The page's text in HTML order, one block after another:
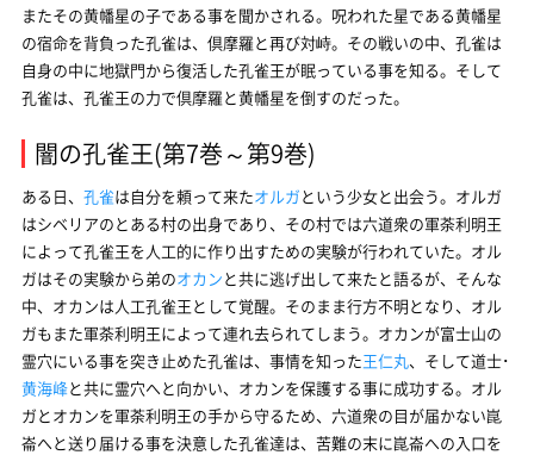
またその黄幡星の子である事を聞かされる。呪われた星である黄幡星
の宿命を背負った孔雀は、倶摩羅と再び対峙。その戦いの中、孔雀は
自身の中に地獄門から復活した孔雀王が眠っている事を知る。そして
孔雀は、孔雀王の力で倶摩羅と黄幡星を倒すのだった。
闇の孔雀王(第7巻～第9巻)
ある日、 孔雀は自分を頼って来たオルガという少女と出会う。オルガ
はシベリアのとある村の出身であり、その村では六道衆の軍荼利明王
によって孔雀王を人工的に作り出すための実験が行われていた。オル
ガはその実験から弟のオカンと共に逃げ出して来たと語るが、そんな
中、オカンは人工孔雀王として覚醒。そのまま行方不明となり、オル
ガもまた軍荼利明王によって連れ去られてしまう。オカンが富士山の
霊穴にいる事を突き止めた孔雀は、事情を知った王仁丸、そして道士･
黄海峰と共に霊穴へと向かい、オカンを保護する事に成功する。オル
ガとオカンを軍荼利明王の手から守るため、六道衆の目が届かない崑
崙へと送り届ける事を決意した孔雀達は、苦難の末に崑崙への入口を